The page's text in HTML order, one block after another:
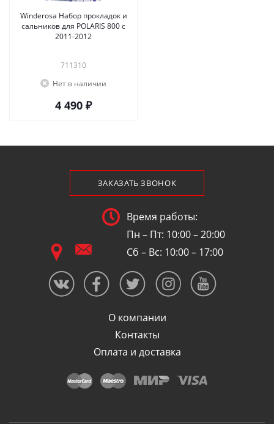
Winderosa Набор прокладок и
сальников для POLARIS 800 с
2011-2012
711310
Нет в наличии
4 490 ₽
ЗАКАЗАТЬ ЗВОНОК
Время работы:
Пн – Пт: 10:00 – 20:00
Сб – Вс: 10:00 – 17:00
О компании
Контакты
Оплата и доставка